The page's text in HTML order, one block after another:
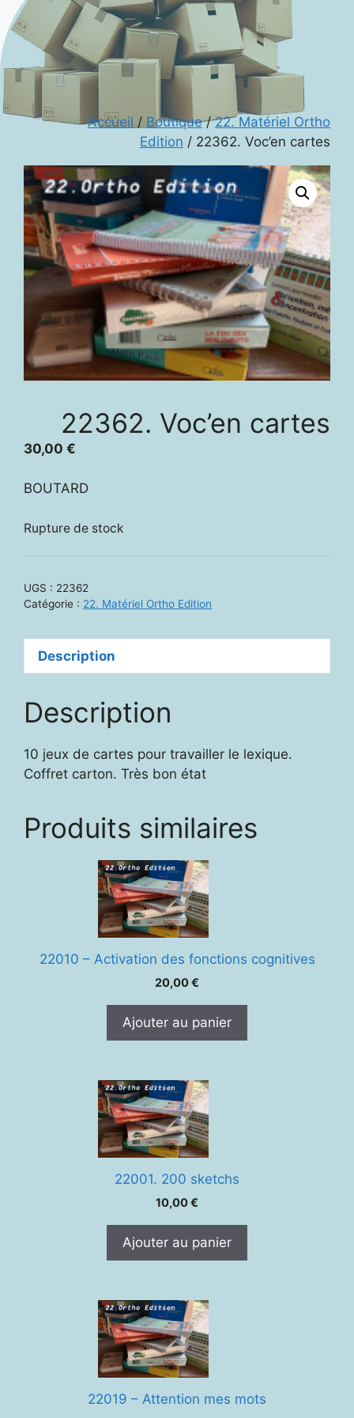
Accueil / Boutique/22. Matériel Ortho
Edition / 22362. Voc’en cartes
22362. Voc’en cartes
30,00 €
BOUTARD
Rupture de stock
UGS : 22362
Catégorie : 22. Matériel Ortho Edition
Description
Description
10 jeux de cartes pour travailler le lexique.
Coffret carton. Très bon état
Produits similaires
22010 – Activation des fonctions cognitives
20,00€
Ajouter au panier
22001. 200 sketchs
10,00€
Ajouter au panier
22019 – Attention mes mots